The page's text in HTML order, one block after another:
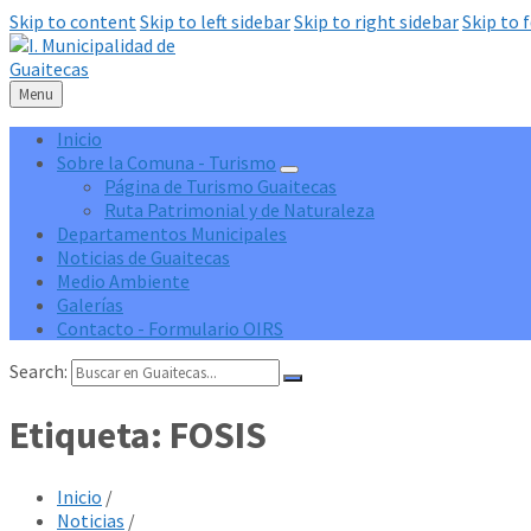
Skip to contentSkip to left sidebarSkip to right sidebarSkip to
Menu
Inicio
Sobre la Comuna - Turismo
Página de Turismo Guaitecas
Ruta Patrimonial y de Naturaleza
Departamentos Municipales
Noticias de Guaitecas
Medio Ambiente
Galerías
Contacto - Formulario OIRS
Search:
Etiqueta: FOSIS
Inicio /
Noticias /